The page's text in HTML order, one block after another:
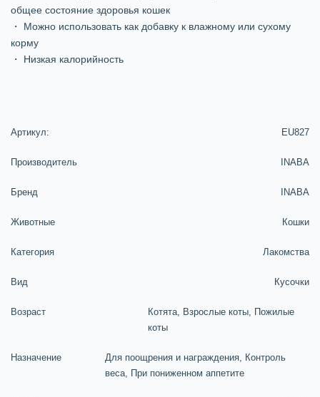
общее состояние здоровья кошек
・ Можно использовать как добавку к влажному или сухому
корму
・ Низкая калорийность
Артикул: EU827
Производитель INABA
Бренд INABA
Животные Кошки
Категория Лакомства
Вид Кусочки
Возраст
Котята, Взрослые коты, Пожилые
коты
Назначение
Для поощрения и награждения, Контроль
веса, При пониженном аппетите